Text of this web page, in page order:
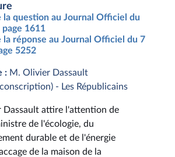
la question au Journal Officiel du
page 1611
la réponse au Journal Officiel du 7
5252
: M. Olivier Dassault
- Les Républicains
Dassault attire l'attention de
de l'écologie, du
durable et de l'énergie
de la maison de la